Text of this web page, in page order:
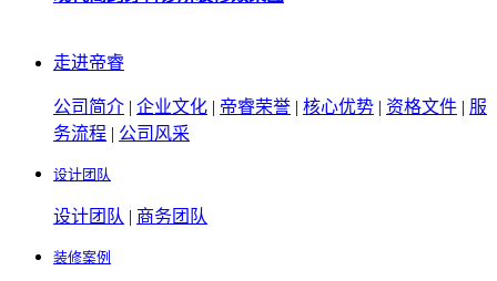
走进帝睿
公司简介 | 企业文化 | 帝睿荣誉 | 核心优势 | 资格文件 | 服
务流程 | 公司风采
设计团队
设计团队 | 商务团队
装修案例